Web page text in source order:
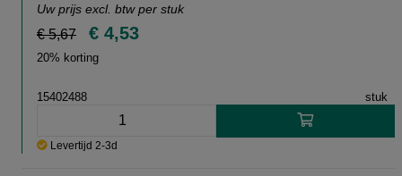
Uw prijs excl. btw per stuk
€ 5,67 € 4,53
20% korting
15402488 stuk
Levertijd 2-3d